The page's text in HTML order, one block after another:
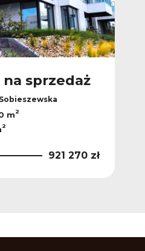
sprzedaż
m2
2
921 270 zł